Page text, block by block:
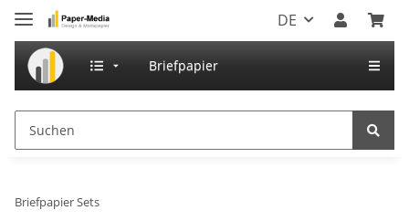
DE
Briefpapier
Briefpapier Sets